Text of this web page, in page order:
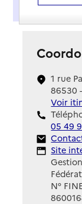
Présentation
1 rue
86530
Voir
05 49
Site
Site
N°